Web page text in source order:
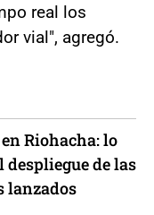
real los
vial", agregó.
Riohacha: lo
despliegue de las
lanzados